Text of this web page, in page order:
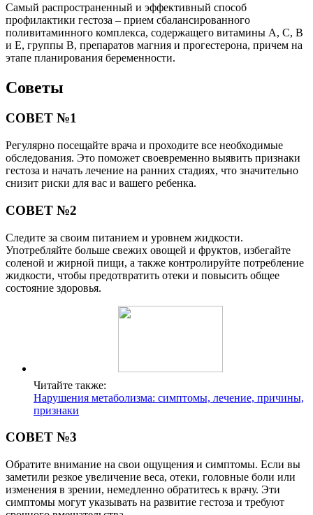
Самый распространенный и эффективный способ
профилактики гестоза – прием сбалансированного
поливитаминного комплекса, содержащего витамины А, С, В
и Е, группы В, препаратов магния и прогестерона, причем на
этапе планирования беременности.
Советы
СОВЕТ №1
Регулярно посещайте врача и проходите все необходимые
обследования. Это поможет своевременно выявить признаки
гестоза и начать лечение на ранних стадиях, что значительно
снизит риски для вас и вашего ребенка.
СОВЕТ №2
Следите за своим питанием и уровнем жидкости.
Употребляйте больше свежих овощей и фруктов, избегайте
соленой и жирной пищи, а также контролируйте потребление
жидкости, чтобы предотвратить отеки и повысить общее
состояние здоровья.
Читайте также:
Нарушения метаболизма: симптомы, лечение, причины,
признаки
СОВЕТ №3
Обратите внимание на свои ощущения и симптомы. Если вы
заметили резкое увеличение веса, отеки, головные боли или
изменения в зрении, немедленно обратитесь к врачу. Эти
симптомы могут указывать на развитие гестоза и требуют